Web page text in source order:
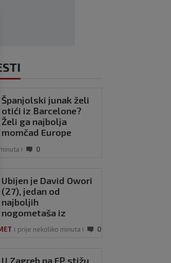
Španjolski junak želi
otići iz Barcelone?
Želi ga najbolja
momčad Europe
0
Ubijen je David Owori
(27), jedan od
najboljih
nogometaša iz
prije nekoliko minuta 0
U Zagreb na EP stižu